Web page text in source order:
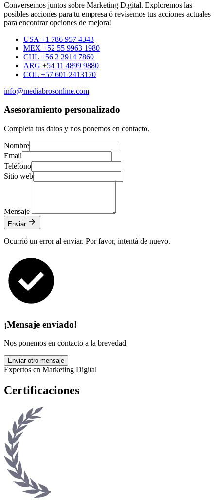
Conversemos juntos sobre Marketing Digital. Exploremos las
posibles acciones para tu empresa ó revisemos tus acciones actuales
para encontrar opciones de mejora!
USA +1 786 957 4343
MEX +52 55 9963 1980
CHL +56 2 2914 7860
ARG +54 11 4899 9880
COL +57 601 2413170
info@mediabrosonline.com
Asesoramiento personalizado
Completa tus datos y nos ponemos en contacto.
Nombre
Email
Teléfono
Sitio web
Mensaje
Enviar
Ocurrió un error al enviar. Por favor, intentá de nuevo.
¡Mensaje enviado!
Nos ponemos en contacto a la brevedad.
Enviar otro mensaje
Expertos en Marketing Digital
Certificaciones